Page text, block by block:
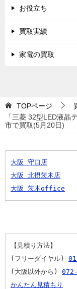
お役立ち
買取実績
家電の買取
TOPページ
「三菱 32型LED液晶
市で買取(5月20日)
大阪 守口店
大阪 北摂茨木店
大阪 茨木office
【見積り方法】
(フリーダイヤル)
(大阪以外から)
かんたん見積もり